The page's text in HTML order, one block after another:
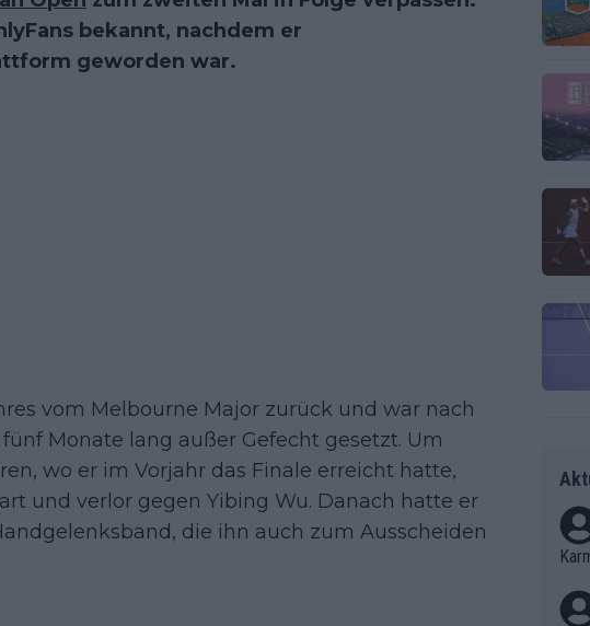
bekannt, nachdem er
geworden war.
vom Melbourne Major zurück und war nach
Monate lang außer Gefecht gesetzt. Um
wo er im Vorjahr das Finale erreicht hatte,
und verlor gegen Yibing Wu. Danach hatte er
die ihn auch zum Ausscheiden